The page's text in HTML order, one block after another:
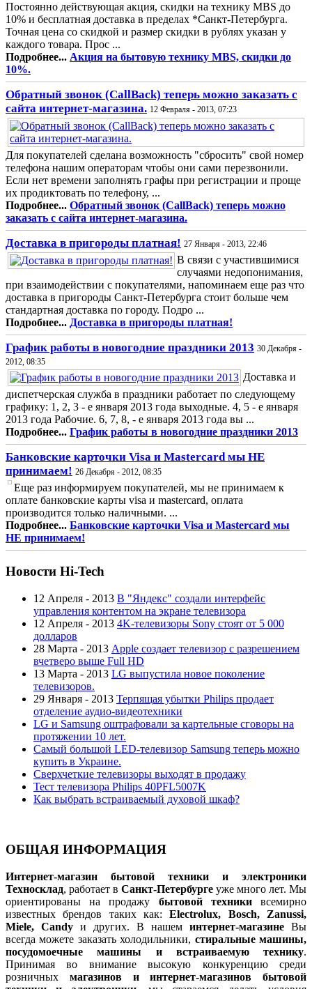
Постоянно действующая акция, скидки на технику MBS до
10% и бесплатная доставка в пределах *Санкт-Петербурга.
Точная цена со скидкой и размер скидки в рублях указан у
каждого товара. Прос ...
Подробнее... Акция на бытовую технику MBS, скидки до
10%.
Обратный звонок (CallBack) теперь можно заказать с
сайта интернет-магазина. 12 Февраля - 2013, 07:23
Для покупателей сделана возможность "сбросить" свой номер
телефона нашим операторам чтобы они сами перезвонили.
Если нет времени заполнять графы при регистрации и проще
их продиктовать по телефону, ...
Подробнее... Обратный звонок (CallBack) теперь можно
заказать с сайта интернет-магазина.
Доставка в пригороды платная! 27 Января - 2013, 22:46
В связи с участившимися
случаями недопонимания,
при взаимодействии с покупателями, напоминаем еще раз что
доставка в пригороды Санкт-Петербурга стоит больше чем
стандартная доставка по городу. Подро ...
Подробнее... Доставка в пригороды платная!
График работы в новогодние праздники 2013 30 Декабря -
2012, 08:35
Доставка и
диспетчерская служба в праздники работает по следующему
графику: 1, 2, 3 - е января 2013 года выходные. 4, 5 - е января
2013 года Рабочие. 6, 7, 8, - е января 2013 года вы ...
Подробнее... График работы в новогодние праздники 2013
Банковские карточки Visa и Mastercard мы НЕ
принимаем! 26 Декабря - 2012, 08:35
Еще раз информируем покупателей, мы не принимаем к
оплате банковские карты visa и mastercard, оплата
производится только наличными. ...
Подробнее... Банковские карточки Visa и Mastercard мы
НЕ принимаем!
Новости Hi-Tech
12 Апреля - 2013 В "Яндекс" создали интерфейс
управления контентом на экране телевизора
12 Апреля - 2013 4K-телевизоры Sony стоят от 5 000
долларов
28 Марта - 2013 Apple создает телевизор с разрешением
вчетверо выше Full HD
13 Марта - 2013 LG выпустила новое поколение
телевизоров.
29 Января - 2013 Терпящая убытки Philips продает
отделение аудио-видеотехники
LG и Samsung оштрафовали за картельные сговоры на
протяжении 10 лет.
Самый большой LED-телевизор Samsung теперь можно
купить в Украине.
Сверхчеткие телевизоры выходят в продажу
Тест телевизора Philips 40PFL5007K
Как выбрать встраиваемый духовой шкаф?
ОБЩАЯ ИНФОРМАЦИЯ
Интернет-магазин бытовой техники и электроники
Техносклад, работает в Санкт-Петербурге уже много лет. Мы
ориентированы на продажу бытовой техникивсемирно
известных брендов таких как:Electrolux, Bosch, Zanussi,
Miele, Candy и других. В нашем интернет-магазине Вы
всегда можете заказать холодильники, стиральные машины,
посудомоечные машины и встраиваемую технику.
Принимая во внимание высокую конкуренцию среди
розничных магазинов и интернет-магазинов бытовой